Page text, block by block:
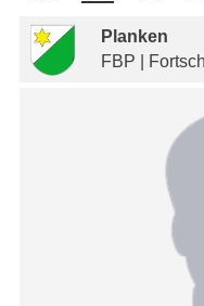
Planken
FBP |